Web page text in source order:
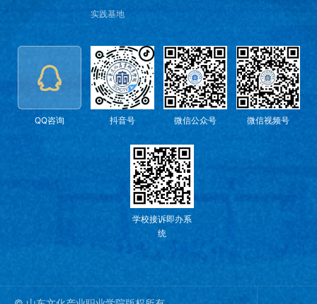
实践基地
QQ咨询 抖音号 微信公众号 微信视频号
学校接诉即办系
统